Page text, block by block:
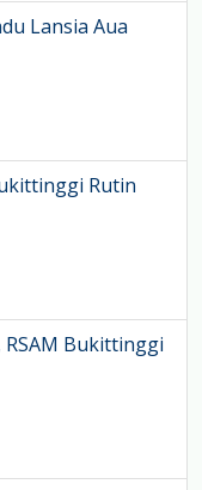
Lansia Aua
Rutin
Bukittinggi